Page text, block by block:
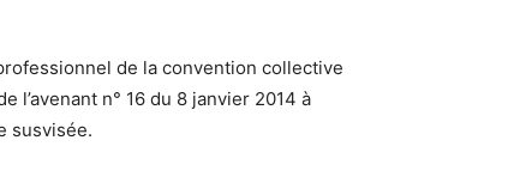
de la convention collective
l’avenant n° 16 du 8 janvier 2014 à
susvisée.